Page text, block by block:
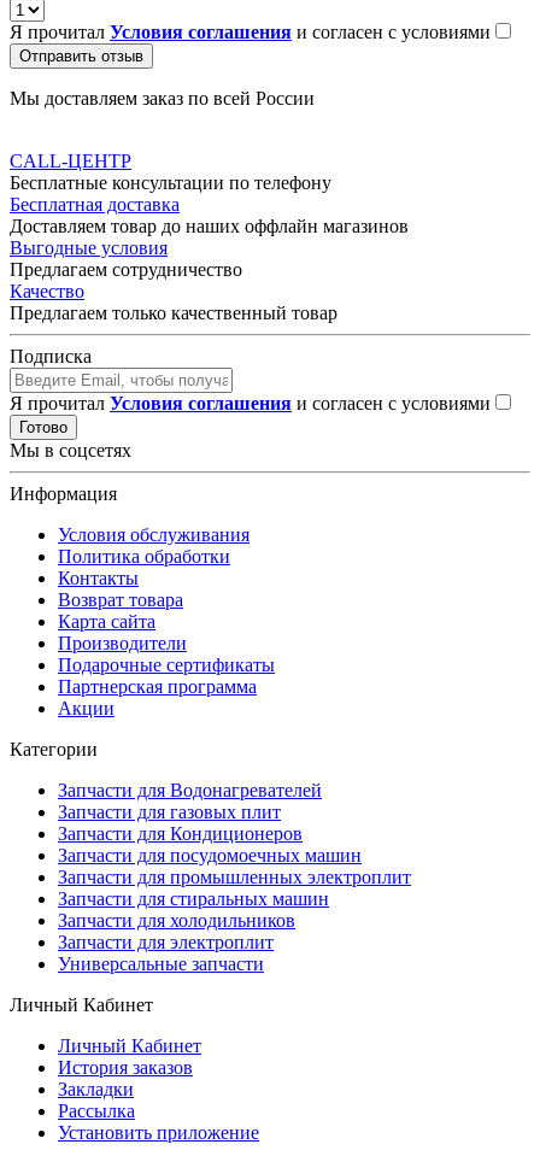
Я прочитал Условия соглашения и согласен с условиями
Отправить отзыв
Мы доставляем заказ по всей России
CALL-ЦЕНТР
Бесплатные консультации по телефону
Бесплатная доставка
Доставляем товар до наших оффлайн магазинов
Выгодные условия
Предлагаем сотрудничество
Качество
Предлагаем только качественный товар
Подписка
Я прочитал Условия соглашения и согласен с условиями
Готово
Мы в соцсетях
Информация
Условия обслуживания
Политика обработки
Контакты
Возврат товара
Карта сайта
Производители
Подарочные сертификаты
Партнерская программа
Акции
Категории
Запчасти для Водонагревателей
Запчасти для газовых плит
Запчасти для Кондиционеров
Запчасти для посудомоечных машин
Запчасти для промышленных электроплит
Запчасти для стиральных машин
Запчасти для холодильников
Запчасти для электроплит
Универсальные запчасти
Личный Кабинет
Личный Кабинет
История заказов
Закладки
Рассылка
Установить приложение